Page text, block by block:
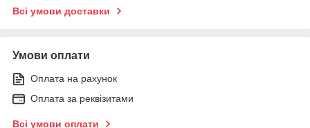
Всі умови доставки
Умови оплати
Оплата на рахунок
Оплата за реквізитами
Всі умови оплати